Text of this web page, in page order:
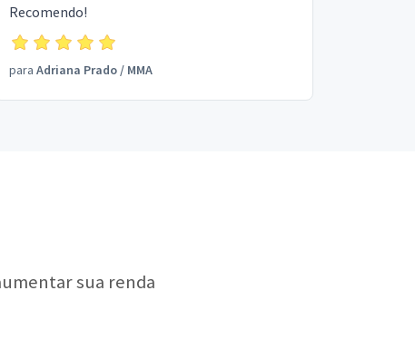
Recomendo!
para Adriana Prado/ MMA
sua renda